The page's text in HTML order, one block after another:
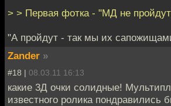
> > Первая фотка - "МД не
"А пройдут - так мы их
Zander »
#18 | 08.03.11 16:13
какие 3Д очки солидные!
известного ролика пондравились